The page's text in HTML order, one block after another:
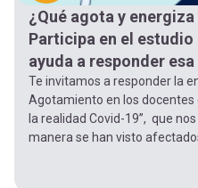
¿Qué agota y
Participa en el estudio
ayuda a responder
Te invitamos a responder la
Agotamiento en los docentes
la realidad Covid-19”, que
manera se han visto